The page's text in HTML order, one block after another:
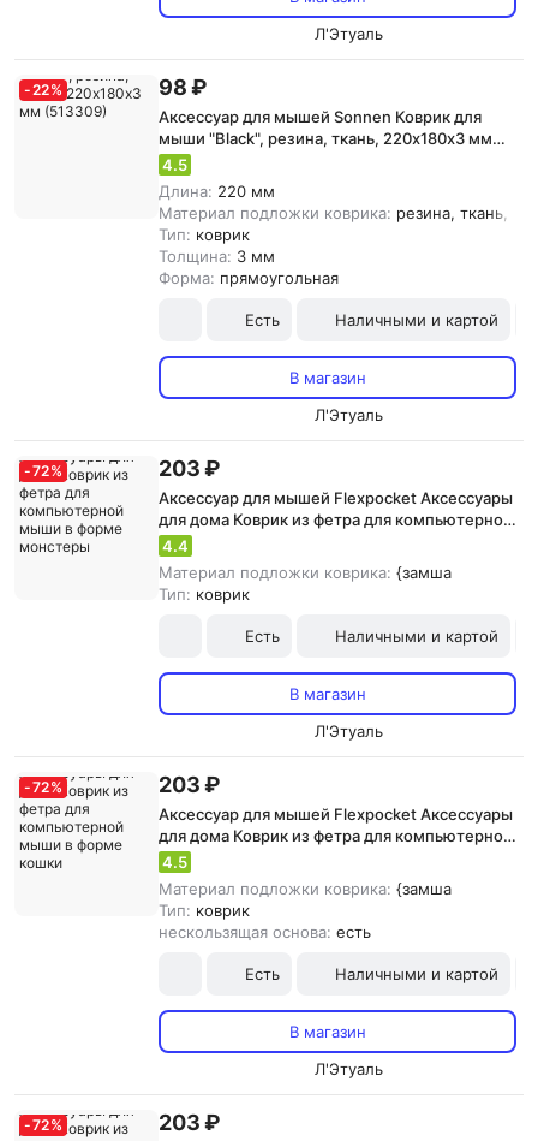
Л'Этуаль
-22% 98 ₽
Аксессуар для мышей Sonnen Коврик для
мыши "Black", резина, ткань, 220х180х3 мм
(513309)
4.5
Длина: 220 мм
Материал подложки коврика: резина, ткань,
Тип: коврик
Толщина: 3 мм
Форма: прямоугольная
Есть Наличными и картой
В магазин
Л'Этуаль
-72% 203 ₽
Аксессуар для мышей Flexpocket Аксессуары
для дома Коврик из фетра для компьютерной
мыши в форме монстеры
4.4
Материал подложки коврика: {замша
Тип: коврик
Есть Наличными и картой
В магазин
Л'Этуаль
-72% 203 ₽
Аксессуар для мышей Flexpocket Аксессуары
для дома Коврик из фетра для компьютерной
мыши в форме кошки
4.5
Материал подложки коврика: {замша
Тип: коврик
нескользящая основа: есть
Есть Наличными и картой
В магазин
Л'Этуаль
-72% 203 ₽